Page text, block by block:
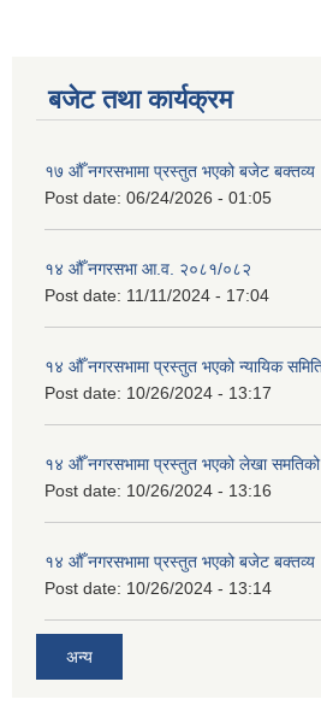
बजेट तथा कार्यक्रम
१७ औँ नगरसभामा प्रस्तुत भएको बजेट बक्तव्य
Post date: 06/24/2026 - 01:05
१४ औँ नगरसभा आ.व. २०८१/०८२
Post date: 11/11/2024 - 17:04
१४ औँ नगरसभामा प्रस्तुत भएको न्यायिक
Post date: 10/26/2024 - 13:17
१४ औँ नगरसभामा प्रस्तुत भएको लेखा समतिको
Post date: 10/26/2024 - 13:16
१४ औँ नगरसभामा प्रस्तुत भएको बजेट बक्तव्य
Post date: 10/26/2024 - 13:14
अन्य